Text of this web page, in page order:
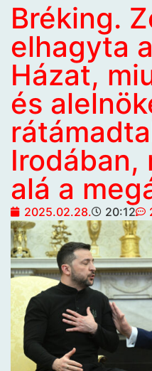
Bréking.
elhagyta
Házat,
és
Irodában,
alá a
2025.02.28. 20:12